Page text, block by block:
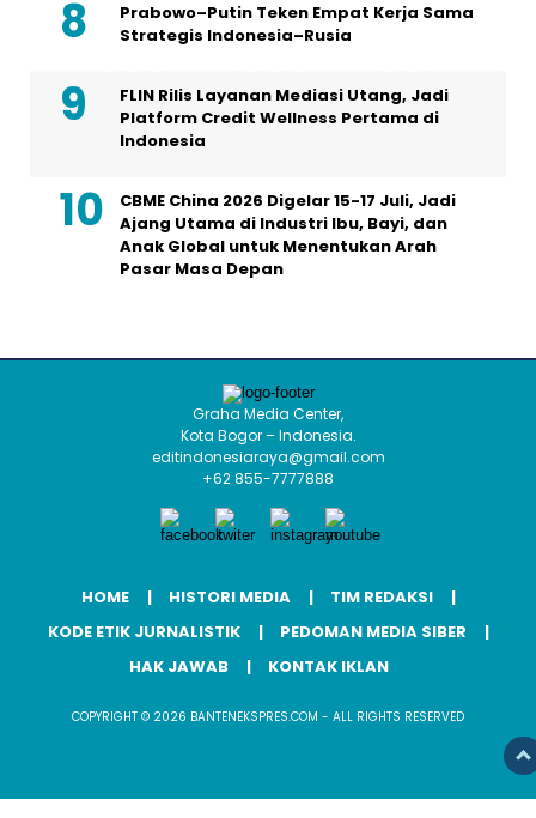
Prabowo–Putin Teken Empat Kerja Sama
Strategis Indonesia–Rusia
FLIN Rilis Layanan Mediasi Utang, Jadi
Platform Credit Wellness Pertama di
Indonesia
CBME China 2026 Digelar 15-17 Juli, Jadi
Ajang Utama di Industri Ibu, Bayi, dan
Anak Global untuk Menentukan Arah
Pasar Masa Depan
Graha Media Center,
Kota Bogor – Indonesia.
editindonesiaraya@gmail.com
+62 855-7777888
HOME HISTORI MEDIA
TIM REDAKSI
KODE ETIK JURNALISTIK
PEDOMAN MEDIA SIBER
HAK JAWAB
KONTAK IKLAN
COPYRIGHT © 2026 BANTENEKSPRES.COM - ALL RIGHTS RESERVED